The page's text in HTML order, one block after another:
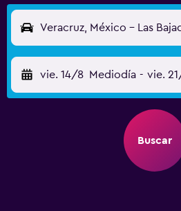
Veracruz, México - Las
vie. 14/8 Mediodía - vie.
Buscar